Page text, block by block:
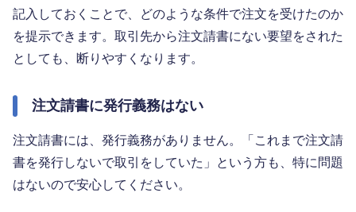
記入しておくことで、どのような条件で注文を受けたのか
を提示できます。取引先から注文請書にない要望をされた
としても、断りやすくなります。
注文請書に発行義務はない
注文請書には、発行義務がありません。「これまで注文請
書を発行しないで取引をしていた」という方も、特に問題
はないので安心してください。